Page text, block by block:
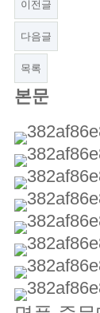
이전글
다음글
목록
본문